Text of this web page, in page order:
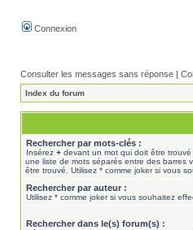
Connexion
Consulter les messages sans réponse |
Index du forum
Rechercher par mots-clés :
Insérez + devant un mot qui doit être trouvé
une liste de mots séparés entre des barres
être trouvé. Utilisez * comme joker si vous
Rechercher par auteur :
Utilisez * comme joker si vous souhaitez
Rechercher dans le(s) forum(s) :